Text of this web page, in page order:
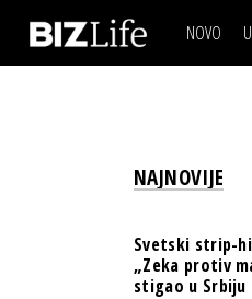
NOVO
NAJNOVIJE
Svetski strip-
„Zeka protiv
stigao u Srbiju